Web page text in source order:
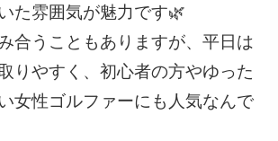
た雰囲気が魅力です🌿
合うこともありますが、平日は
りやすく、初心者の方やゆった
女性ゴルファーにも人気なんで